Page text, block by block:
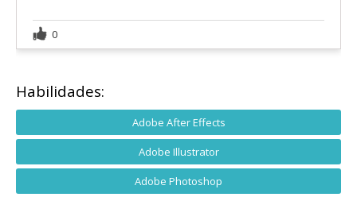
0
Habilidades:
Adobe After Effects
Adobe Illustrator
Adobe Photoshop